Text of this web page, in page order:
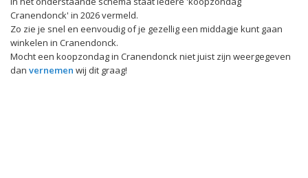
Cranendonck' in 2026 vermeld.
Zo zie je snel en eenvoudig of je gezellig een middagje kunt gaan
winkelen in Cranendonck.
Mocht een koopzondag in Cranendonck niet juist zijn weergegeven
dan vernemen wij dit graag!